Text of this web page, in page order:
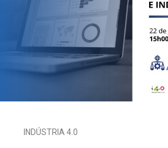
Recursos
Notícias
Eventos
INDÚSTRIA 4.0